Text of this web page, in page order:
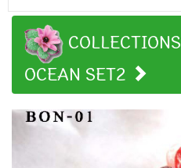
COLLECTIONS
OCEAN SET2